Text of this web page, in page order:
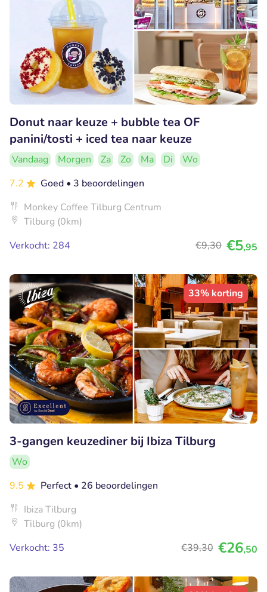
Donut naar keuze + bubble tea OF
panini/tosti + iced tea naar keuze
Vandaag Morgen Za Zo Ma Di
Wo
7.2
Goed • 3 beoordelingen
Monkey Coffee Tilburg Centrum
Tilburg (0km)
Verkocht: 284
€9,30 €5,95
33% korting
3-gangen keuzediner bij Ibiza Tilburg
Wo
9.5
Perfect • 26 beoordelingen
Ibiza Tilburg
Tilburg (0km)
Verkocht: 35
€39,30 €26,50